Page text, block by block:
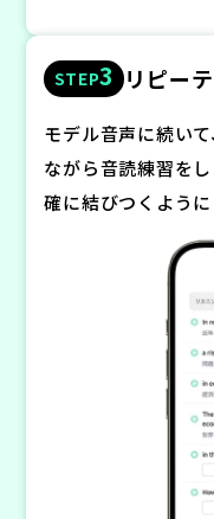
STEP3 リピー
モデル音声に続い
ながら音読練習を
確に結びつくように